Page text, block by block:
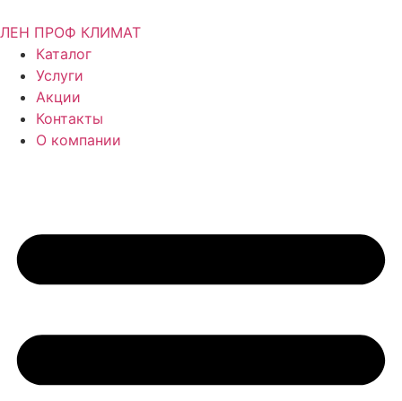
ЛЕН ПРОФ КЛИМАТ
Каталог
Услуги
Акции
Контакты
О компании